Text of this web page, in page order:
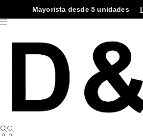
Mayorista desde 5 unidades